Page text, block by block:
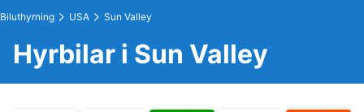
Biluthyrning USA Sun Valley
Hyrbilar i Sun Valley